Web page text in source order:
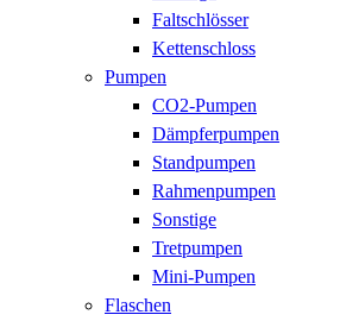
Faltschlösser
Kettenschloss
Pumpen
CO2-Pumpen
Dämpferpumpen
Standpumpen
Rahmenpumpen
Sonstige
Tretpumpen
Mini-Pumpen
Flaschen